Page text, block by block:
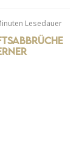
Lesedauer